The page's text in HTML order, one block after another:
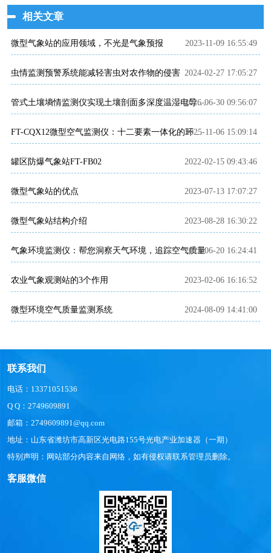
相关文章
微型气象站的应用领域，不光是气象预报 2023-11-09 16:55:49
虫情监测预警系统能减轻害虫对农作物的侵害 2024-02-27 17:05:27
管式土壤墒情监测仪实现土壤剖面多深度温湿电导同步测量
2026-06-30 09:56:07
FT-CQX12微型空气监测仪：十二要素一体化的环境监测解决方案
2025-11-06 15:09:14
罐区防爆气象站FT-FB02 2022-02-15 09:43:46
微型气象站的优点 2023-07-13 17:07:27
微型气象站结构介绍 2023-08-28 16:30:22
气象环境监测仪：帮您洞察天气环境，追踪空气质量2023-06-20 16:24:41
农业气象观测站的3个作用 2023-02-06 16:16:52
​微型环境空气质量监测系统 2024-08-09 14:41:00
联系我们
电话：13371051536
Q Q：2749609891
邮箱：2749609891@qq.com
地址：山东省潍坊市高新区光电路155号光电产业加速器（一期）
特别声明：网站部分内容来自网络，如有侵权请联系管理员删除。
客服微信